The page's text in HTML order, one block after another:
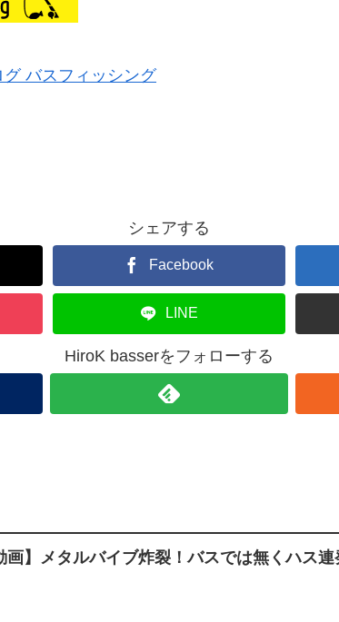
シェアする
Facebook
LINE
HiroK basserをフォローする
画】メタルバイブ炸裂！バスでは無くハス連